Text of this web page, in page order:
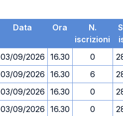
Data Ora
N.
iscrizioni
03/09/2026 16.30 0
03/09/2026 16.30 6
03/09/2026 16.30 0
03/09/2026 16.30 0